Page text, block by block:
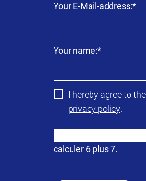
Champ
Your E-Mail-address:*
Champ
Your name:*
I hereby agree to the
privacy policy.
calculer 6 plus 7.